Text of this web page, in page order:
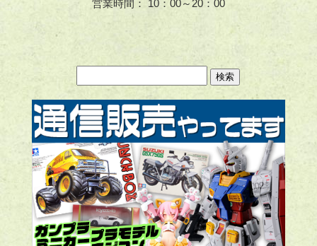
営業時間： 10：00～20：00